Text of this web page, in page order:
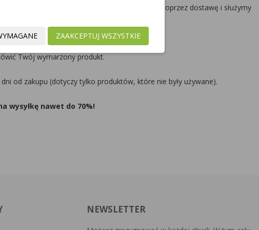
od samego początku procesu zakupu, poprzez dostawę i służymy
w sklepie!
Twój wymarzony produkt.
od zakupu (dotyczy tylko produktów, które nie były używane).
wysyłkę nawet do 70%!
NEWSLETTER
ZAAKCEPTUJ WSZYSTKIE